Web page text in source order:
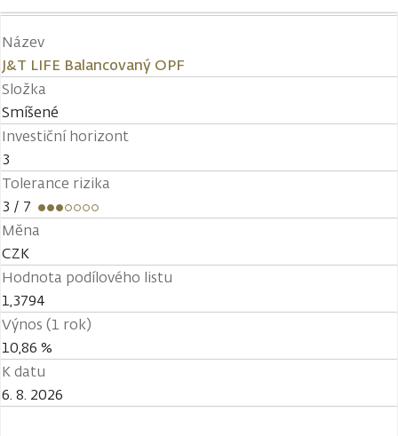
Název
J&T LIFE Balancovaný OPF
Složka
Smíšené
Investiční horizont
3
Tolerance rizika
3 / 7
Měna
CZK
Hodnota podílového listu
1,3794
Výnos (1 rok)
10,86 %
K datu
6. 8. 2026